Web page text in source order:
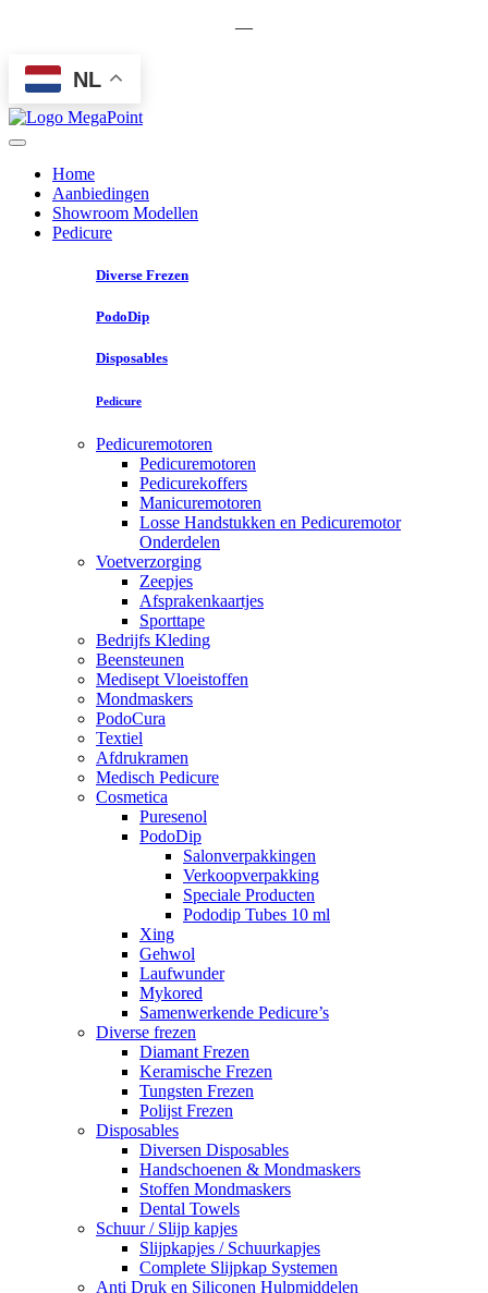
—
NL
Home
Aanbiedingen
Showroom Modellen
Pedicure
Diverse Frezen
PodoDip
Disposables
Pedicure
Pedicuremotoren
Pedicuremotoren
Pedicurekoffers
Manicuremotoren
Losse Handstukken en Pedicuremotor
Onderdelen
Voetverzorging
Zeepjes
Afsprakenkaartjes
Sporttape
Bedrijfs Kleding
Beensteunen
Medisept Vloeistoffen
Mondmaskers
PodoCura
Textiel
Afdrukramen
Medisch Pedicure
Cosmetica
Puresenol
PodoDip
Salonverpakkingen
Verkoopverpakking
Speciale Producten
Pododip Tubes 10 ml
Xing
Gehwol
Laufwunder
Mykored
Samenwerkende Pedicure’s
Diverse frezen
Diamant Frezen
Keramische Frezen
Tungsten Frezen
Polijst Frezen
Disposables
Diversen Disposables
Handschoenen & Mondmaskers
Stoffen Mondmaskers
Dental Towels
Schuur / Slijp kapjes
Slijpkapjes / Schuurkapjes
Complete Slijpkap Systemen
Anti Druk en Siliconen Hulpmiddelen